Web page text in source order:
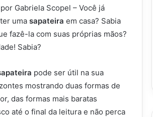
Gabriela Scopel – Você já
uma sapateira em casa? Sabia
fazê-la com suas próprias mãos?
Sabia?
pode ser útil na sua
mostrando duas formas de
das formas mais baratas
até o final da leitura e não perca